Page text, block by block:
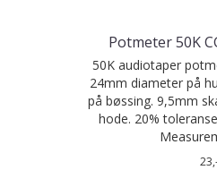
Potmeter 50K
50K audiotaper
24mm diameter på
på bøssing. 9,5mm
hode. 20%